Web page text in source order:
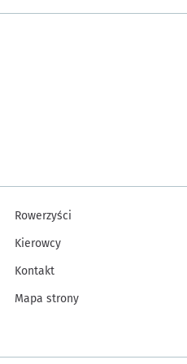
Rowerzyści
Kierowcy
Kontakt
Mapa strony